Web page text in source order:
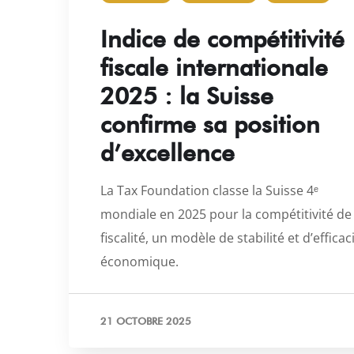
Indice de compétitivité
fiscale internationale
2025 : la Suisse
confirme sa position
d’excellence
La Tax Foundation classe la Suisse 4ᵉ
mondiale en 2025 pour la compétitivité de
fiscalité, un modèle de stabilité et
économique.
21 OCTOBRE 2025